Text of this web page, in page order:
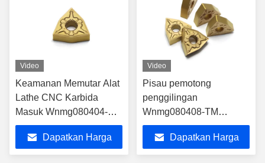
Video
Keamanan Memutar Alat
Lathe CNC Karbida
Masuk Wnmg080404-TM
Wnmg080408-TM
Wnmg080412-TM
Dapatkan Harga
Video
Pisau pemotong
penggilingan
Wnmg080408-TM
Wnmg080404-TM
Wnmg080412-TM
Dapatkan Harga